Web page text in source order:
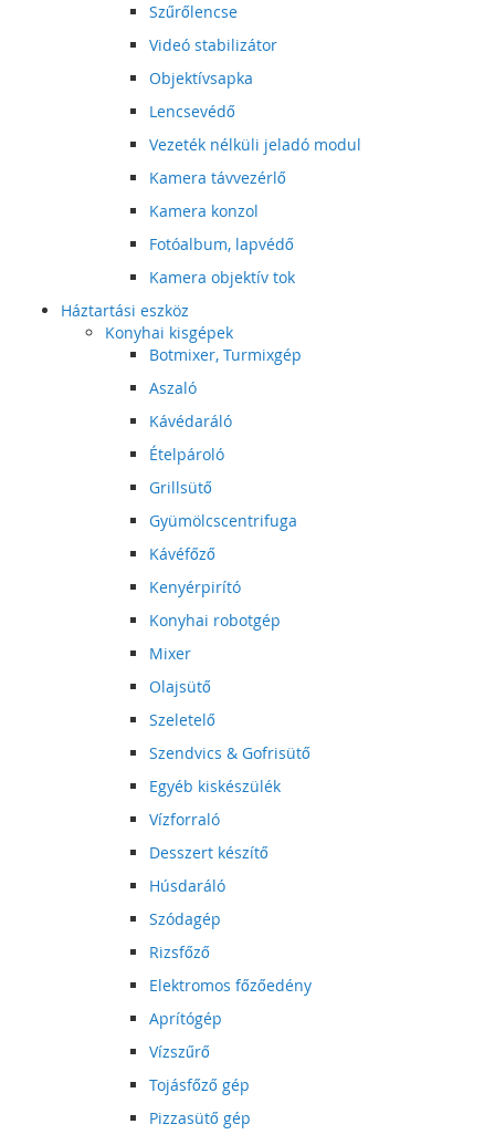
Szűrőlencse
Videó stabilizátor
Objektívsapka
Lencsevédő
Vezeték nélküli jeladó modul
Kamera távvezérlő
Kamera konzol
Fotóalbum, lapvédő
Kamera objektív tok
Háztartási eszköz
Konyhai kisgépek
Botmixer, Turmixgép
Aszaló
Kávédaráló
Ételpároló
Grillsütő
Gyümölcscentrifuga
Kávéfőző
Kenyérpirító
Konyhai robotgép
Mixer
Olajsütő
Szeletelő
Szendvics & Gofrisütő
Egyéb kiskészülék
Vízforraló
Desszert készítő
Húsdaráló
Szódagép
Rizsfőző
Elektromos főzőedény
Aprítógép
Vízszűrő
Tojásfőző gép
Pizzasütő gép